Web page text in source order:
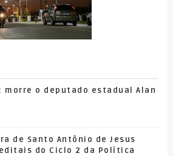
morre o deputado estadual Alan
de Santo Antônio de Jesus
do Ciclo 2 da Política